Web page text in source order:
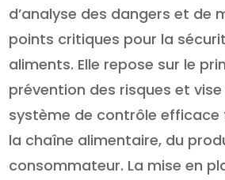
d’analyse des dangers et de
points critiques pour la
aliments. Elle repose sur le
prévention des risques et
système de contrôle efficace
la chaîne alimentaire, du
consommateur. La mise en